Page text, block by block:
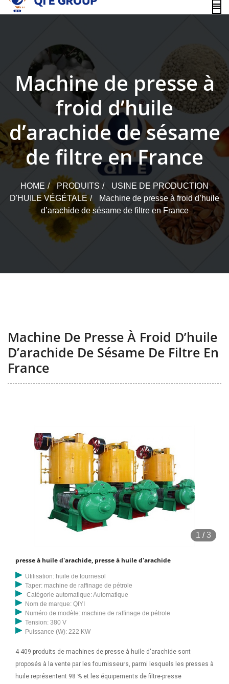
content
Machine de presse à
froid d’huile
d’arachide de sésame
de filtre en France
HOME PRODUITS
USINE DE PRODUCTION
D'HUILE VÉGÉTALE
Machine de presse à froid d’huile
d’arachide de sésame de filtre en France
Machine De Presse À Froid D’huile
D’arachide De Sésame De Filtre En
France
1 /3
presse à huile d'arachide, presse à huile d'arachide
Utilisation: huile de tournesol
Taper: machine de raffinage de pétrole
Catégorie automatique: Automatique
Nom de marque: QIYI
Numéro de modèle: machine de raffinage de pétrole
Tension: 380 V
Puissance (W): 222 KW
4 409 produits de machines de presse à huile d'arachide sont
proposés à la vente par les fournisseurs, parmi lesquels les presses à
huile représentent 98 % et les équipements de filtre-presse